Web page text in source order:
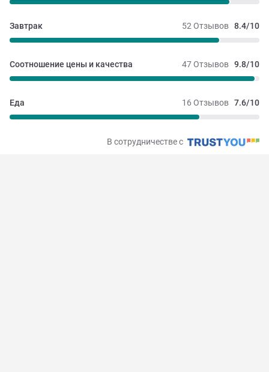
52 Отзывов 8.4/10
Завтрак
47 Отзывов 9.8/10
Соотношение цены и качества
16 Отзывов 7.6/10
Еда
В сотрудничестве с